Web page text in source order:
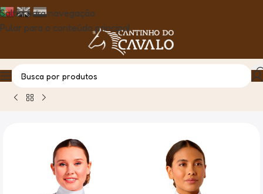
Saltar para navegação
Pular para o conteúdo principal
Casa Produto Polo P/Concurso Senhora Manga Curta